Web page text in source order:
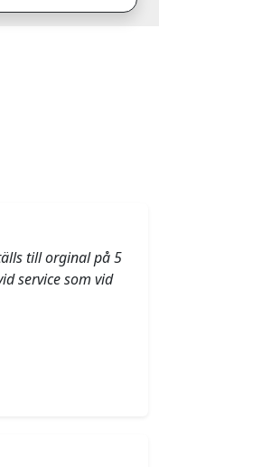
till orginal på 5
service som vid